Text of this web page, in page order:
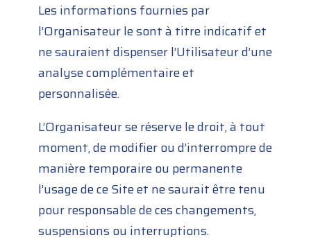
Les informations fournies par
l’Organisateur le sont à titre indicatif et
ne sauraient dispenser l’Utilisateur d’une
analyse complémentaire et
personnalisée.
L’Organisateur se réserve le droit, à tout
moment, de modifier ou d’interrompre de
manière temporaire ou permanente
l’usage de ce Site et ne saurait être tenu
pour responsable de ces changements,
suspensions ou interruptions.